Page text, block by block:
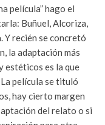
película” hago el
Buñuel, Alcoriza,
Y recién se concretó
la adaptación más
estéticos es la que
película se tituló
hay cierto margen
del relato o si